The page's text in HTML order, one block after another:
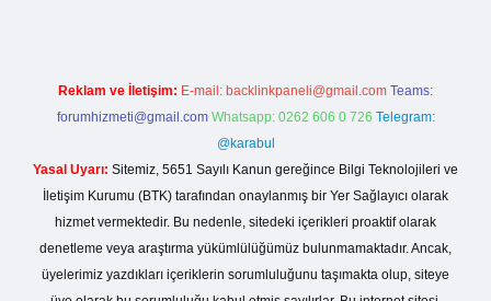
Reklam ve İletişim: E-mail: backlinkpaneli@gmail.com Teams:
forumhizmeti@gmail.com Whatsapp: 0262 606 0 726 Telegram:
@karabul
Yasal Uyarı: Sitemiz, 5651 Sayılı Kanun gereğince Bilgi Teknolojileri ve
İletişim Kurumu (BTK) tarafından onaylanmış bir Yer Sağlayıcı olarak
hizmet vermektedir. Bu nedenle, sitedeki içerikleri proaktif olarak
denetleme veya araştırma yükümlülüğümüz bulunmamaktadır. Ancak,
üyelerimiz yazdıkları içeriklerin sorumluluğunu taşımakta olup, siteye